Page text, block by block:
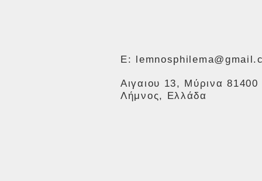
E:
Αιγαιου 13, Μύρινα 81400
Λήμνος, Ελλάδα